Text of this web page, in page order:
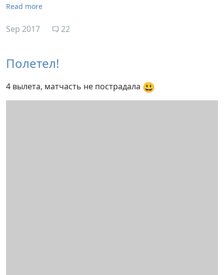
Read more
Sep 2017 22
Полетел!
4 вылета, матчасть не пострадала 😃